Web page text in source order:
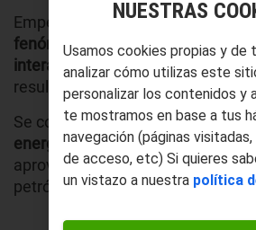
Empezamos con la electricidad,
fenómenos naturales que se
interacción entre cargas positivas
resultado es que sea una fuente
Se considera que la electricidad
energía secundaria. Esto hace
aprovecha la energía primaria
petróleo) para conseguir un fin
NUESTRAS
Usamos cookies propias y de
analizar cómo utilizas este
personalizar los contenidos y
te mostramos en base a tus
navegación (páginas
de acceso, etc) Si quieres
un vistazo a nuestra política